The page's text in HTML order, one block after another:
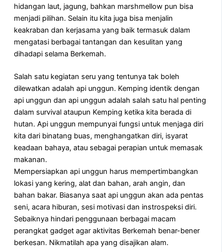
hidangan laut, jagung, bahkan marshmellow pun bisa
menjadi pilihan. Selain itu kita juga bisa menjalin
keakraban dan kerjasama yang baik termasuk dalam
mengatasi berbagai tantangan dan kesulitan yang
dihadapi selama Berkemah.
Salah satu kegiatan seru yang tentunya tak boleh
dilewatkan adalah api unggun. Kemping identik dengan
api unggun dan api unggun adalah salah satu hal penting
dalam survival ataupun Kemping ketika kita berada di
hutan. Api unggun mempunyai fungsi untuk menjaga diri
kita dari binatang buas, menghangatkan diri, isyarat
keadaan bahaya, atau sebagai perapian untuk memasak
makanan.
Mempersiapkan api unggun harus mempertimbangkan
lokasi yang kering, alat dan bahan, arah angin, dan
bahan bakar. Biasanya saat api unggun akan ada pentas
seni, acara hiburan, sesi motivasi dan instrospeksi diri.
Sebaiknya hindari penggunaan berbagai macam
perangkat gadget agar aktivitas Berkemah benar-bener
berkesan. Nikmatilah apa yang disajikan alam.